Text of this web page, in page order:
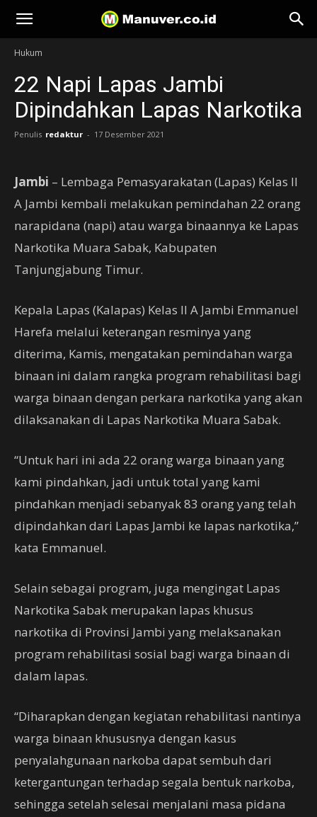
Manuver
Hukum
22 Napi Lapas Jambi
Dipindahkan Lapas Narkotika
Penulis redaktur - 17 Desember 2021
Jambi – Lembaga Pemasyarakatan (Lapas) Kelas II
A Jambi kembali melakukan pemindahan 22 orang
narapidana (napi) atau warga binaannya ke Lapas
Narkotika Muara Sabak, Kabupaten
Tanjungjabung Timur.
Kepala Lapas (Kalapas) Kelas II A Jambi Emmanuel
Harefa melalui keterangan resminya yang
diterima, Kamis, mengatakan pemindahan warga
binaan ini dalam rangka program rehabilitasi bagi
warga binaan dengan perkara narkotika yang akan
dilaksanakan di Lapas Narkotika Muara Sabak.
“Untuk hari ini ada 22 orang warga binaan yang
kami pindahkan, jadi untuk total yang kami
pindahkan menjadi sebanyak 83 orang yang telah
dipindahkan dari Lapas Jambi ke lapas narkotika,”
kata Emmanuel.
Selain sebagai program, juga mengingat Lapas
Narkotika Sabak merupakan lapas khusus
narkotika di Provinsi Jambi yang melaksanakan
program rehabilitasi sosial bagi warga binaan di
dalam lapas.
“Diharapkan dengan kegiatan rehabilitasi nantinya
warga binaan khususnya dengan kasus
penyalahgunaan narkoba dapat sembuh dari
ketergantungan terhadap segala bentuk narkoba,
sehingga setelah selesai menjalani masa pidana